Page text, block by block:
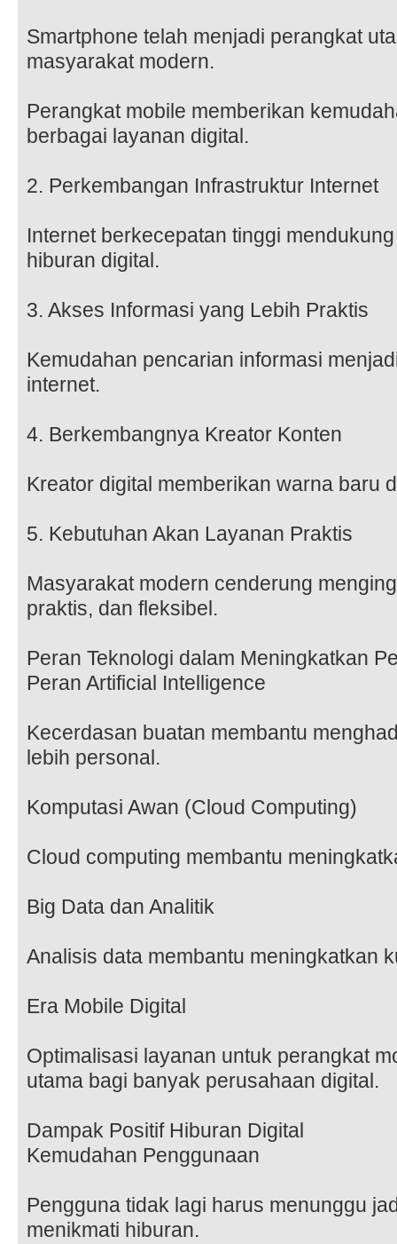
Smartphone telah menjadi perangkat
masyarakat modern.
Perangkat mobile memberikan
berbagai layanan digital.
2. Perkembangan Infrastruktur Internet
Internet berkecepatan tinggi
hiburan digital.
3. Akses Informasi yang Lebih Praktis
Kemudahan pencarian informasi
internet.
4. Berkembangnya Kreator Konten
Kreator digital memberikan warna baru
5. Kebutuhan Akan Layanan Praktis
Masyarakat modern cenderung
praktis, dan fleksibel.
Peran Teknologi dalam Meningkatkan
Peran Artificial Intelligence
Kecerdasan buatan membantu
lebih personal.
Komputasi Awan (Cloud Computing)
Cloud computing membantu
Big Data dan Analitik
Analisis data membantu meningkatkan
Era Mobile Digital
Optimalisasi layanan untuk perangkat
utama bagi banyak perusahaan digital.
Dampak Positif Hiburan Digital
Kemudahan Penggunaan
Pengguna tidak lagi harus menunggu
menikmati hiburan.